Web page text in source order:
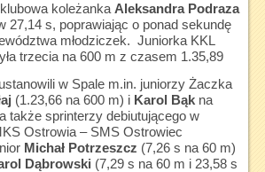
koleżanka Aleksandra Podraza
27,14 s, poprawiając o ponad sekundę
młodziczek. Juniorka KKL
trzecia na 600 m z czasem 1.35,89
w Spale m.in. juniorzy Żaczka
(1.23,66 na 600 m) i Karol Bąkna
także sprinterzy debiutującego w
Ostrowia – SMS Ostrowiec
Michał Potrzeszcz (7,26 s na 60 m)
Dąbrowski (7,29 s na 60 m i 23,58 s